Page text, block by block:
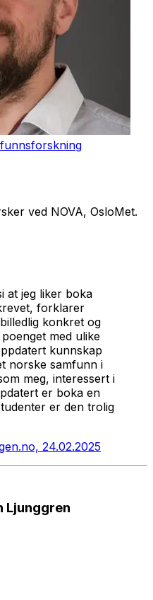
ved NOVA, OsloMet.
at jeg liker boka
forklarer
konkret og
med ulike
kunnskap
norske samfunn i
meg, interessert i
er boka en
er den trolig
24.02.2025
Ljunggren